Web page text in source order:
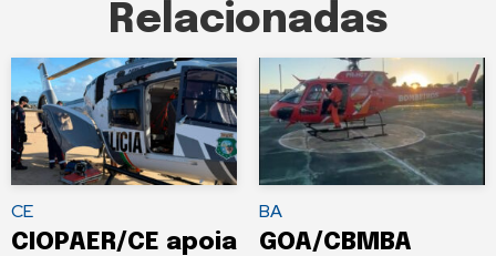
Relacionadas
CE
CIOPAER/CE apoia
BA
GOA/CBMBA